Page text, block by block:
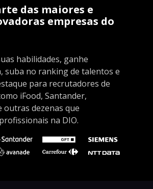
das maiores e
empresas do
habilidades, ganhe
suba no ranking de talentos e
para recrutadores de
iFood, Santander,
outras dezenas que
na DIO.